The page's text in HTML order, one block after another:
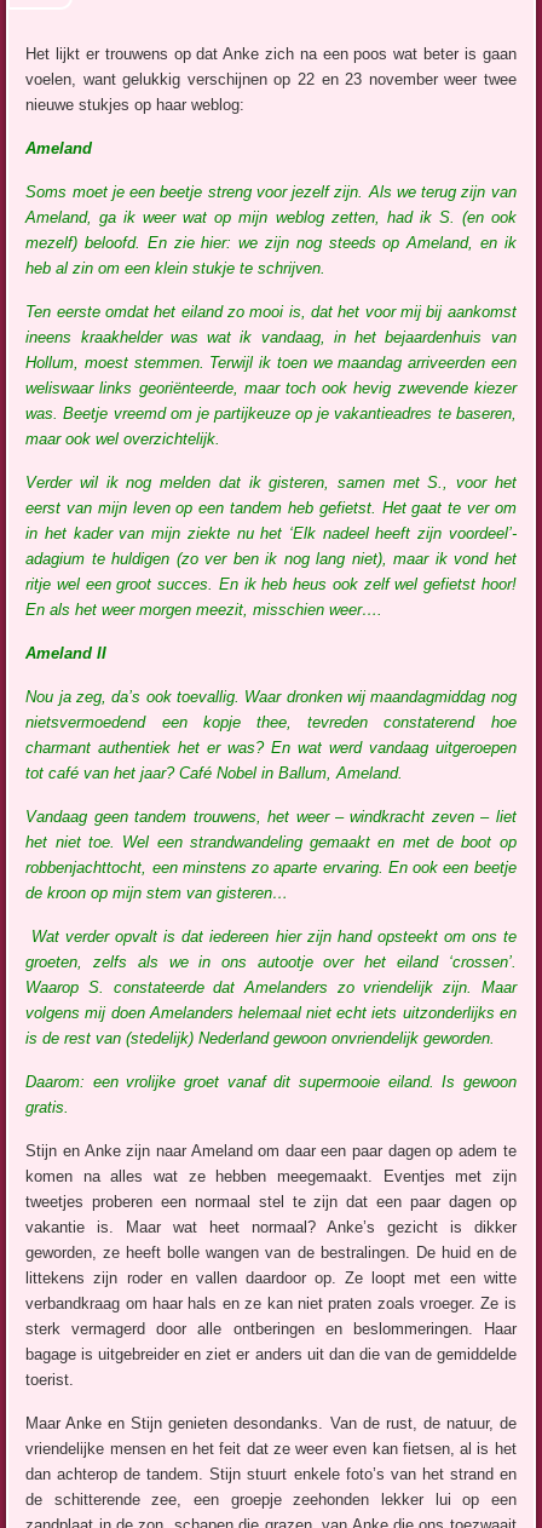
Het lijkt er trouwens op dat Anke zich na een poos wat beter is gaan
voelen, want gelukkig verschijnen op 22 en 23 november weer twee
nieuwe stukjes op haar weblog:
Ameland
Soms moet je een beetje streng voor jezelf zijn. Als we terug zijn van
Ameland, ga ik weer wat op mijn weblog zetten, had ik S. (en ook
mezelf) beloofd. En zie hier: we zijn nog steeds op Ameland, en ik
heb al zin om een klein stukje te schrijven.
Ten eerste omdat het eiland zo mooi is, dat het voor mij bij aankomst
ineens kraakhelder was wat ik vandaag, in het bejaardenhuis van
Hollum, moest stemmen. Terwijl ik toen we maandag arriveerden een
weliswaar links georiënteerde, maar toch ook hevig zwevende kiezer
was. Beetje vreemd om je partijkeuze op je vakantieadres te baseren,
maar ook wel overzichtelijk.
Verder wil ik nog melden dat ik gisteren, samen met S., voor het
eerst van mijn leven op een tandem heb gefietst. Het gaat te ver om
in het kader van mijn ziekte nu het ‘Elk nadeel heeft zijn voordeel’-
adagium te huldigen (zo ver ben ik nog lang niet), maar ik vond het
ritje wel een groot succes. En ik heb heus ook zelf wel gefietst hoor!
En als het weer morgen meezit, misschien weer….
Ameland II
Nou ja zeg, da’s ook toevallig. Waar dronken wij maandagmiddag nog
nietsvermoedend een kopje thee, tevreden constaterend hoe
charmant authentiek het er was? En wat werd vandaag uitgeroepen
tot café van het jaar? Café Nobel in Ballum, Ameland.
Vandaag geen tandem trouwens, het weer – windkracht zeven – liet
het niet toe. Wel een strandwandeling gemaakt en met de boot op
robbenjachttocht, een minstens zo aparte ervaring. En ook een beetje
de kroon op mijn stem van gisteren…
Wat verder opvalt is dat iedereen hier zijn hand opsteekt om ons te
groeten, zelfs als we in ons autootje over het eiland ‘crossen’.
Waarop S. constateerde dat Amelanders zo vriendelijk zijn. Maar
volgens mij doen Amelanders helemaal niet echt iets uitzonderlijks en
is de rest van (stedelijk) Nederland gewoon onvriendelijk geworden.
Daarom: een vrolijke groet vanaf dit supermooie eiland. Is gewoon
gratis.
Stijn en Anke zijn naar Ameland om daar een paar dagen op adem te
komen na alles wat ze hebben meegemaakt. Eventjes met zijn
tweetjes proberen een normaal stel te zijn dat een paar dagen op
vakantie is. Maar wat heet normaal? Anke’s gezicht is dikker
geworden, ze heeft bolle wangen van de bestralingen. De huid en de
littekens zijn roder en vallen daardoor op. Ze loopt met een witte
verbandkraag om haar hals en ze kan niet praten zoals vroeger. Ze is
sterk vermagerd door alle ontberingen en beslommeringen. Haar
bagage is uitgebreider en ziet er anders uit dan die van de gemiddelde
toerist.
Maar Anke en Stijn genieten desondanks. Van de rust, de natuur, de
vriendelijke mensen en het feit dat ze weer even kan fietsen, al is het
dan achterop de tandem. Stijn stuurt enkele foto’s van het strand en
de schitterende zee, een groepje zeehonden lekker lui op een